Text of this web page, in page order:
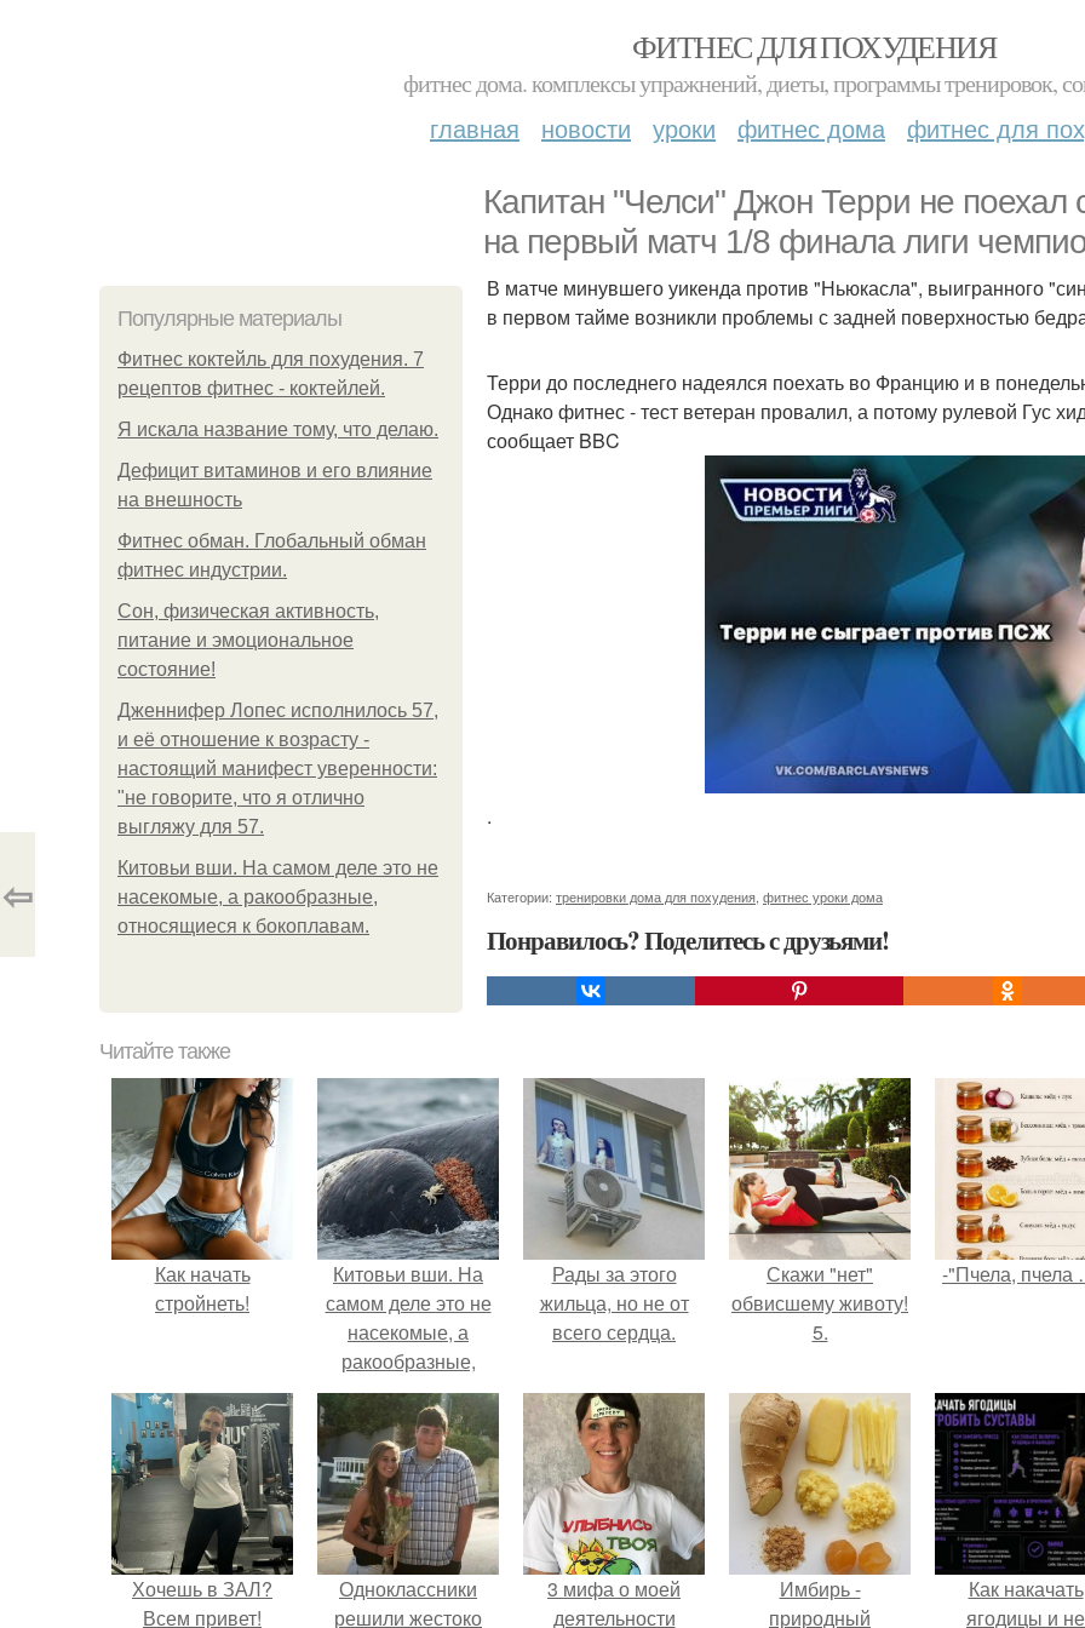
ФИТНЕС ДЛЯ ПОХУДЕНИЯ
фитнес дома. комплексы упражнений, диеты, программы тренировок,
главная новости уроки фитнес дома фитнес для
Капитан "Челси" Джон Терри не
на первый матч 1/8 финала лиги
Популярные материалы
Фитнес коктейль для похудения. 7
рецептов фитнес - коктейлей.
Я искала название тому, что делаю.
Дефицит витаминов и его влияние
на внешность
Фитнес обман. Глобальный обман
фитнес индустрии.
Сон, физическая активность,
питание и эмоциональное
состояние!
Дженнифер Лопес исполнилось 57,
и её отношение к возрасту -
настоящий манифест уверенности:
"не говорите, что я отлично
выгляжу для 57.
Китовьи вши. На самом деле это не
насекомые, а ракообразные,
относящиеся к бокоплавам.
В матче минувшего уикенда против "Ньюкасла", выигранного
в первом тайме возникли проблемы с задней поверхностью
Терри до последнего надеялся поехать во Францию и в
Однако фитнес - тест ветеран провалил, а потому рулевой Гус
сообщает BBC
.
Категории: тренировки дома для похудения фитнес уроки дома
Понравилось? Поделитесь с друзьями!
⇦
Читайте также
Как начать
стройнеть!
Китовьи вши. На
самом деле это не
насекомые, а
ракообразные,
относящиеся к
бокоплавам.
Рады за этого
жильца, но не от
всего сердца.
Скажи "нет"
обвисшему животу!
5.
-"Пчела, пчела
Хочешь в ЗАЛ?
Всем привет!
Одноклассники
решили жестоко
3 мифа о моей
деятельности
Имбирь -
природный
Как накачать
ягодицы и не